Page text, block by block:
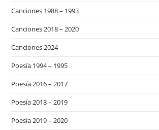
Canciones 1988 – 1993
Canciones 2018 – 2020
Canciones 2024
Poesía 1994 – 1995
Poesía 2016 – 2017
Poesía 2018 – 2019
Poesía 2019 – 2020